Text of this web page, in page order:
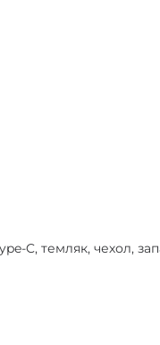
C, темляк, чехол,